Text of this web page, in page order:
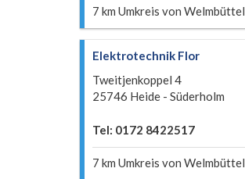
7 km Umkreis von Welmbüttel
Elektrotechnik Flor
Tweitjenkoppel 4
25746 Heide - Süderholm
Tel: 0172 8422517
7 km Umkreis von Welmbüttel